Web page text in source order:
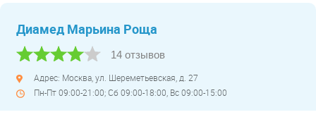
Диамед Марьина Роща
14 отзывов
Адрес: Москва, ул. Шереметьевская, д. 27
Пн-Пт 09:00-21:00; Сб 09:00-18:00, Вс 09:00-15:00